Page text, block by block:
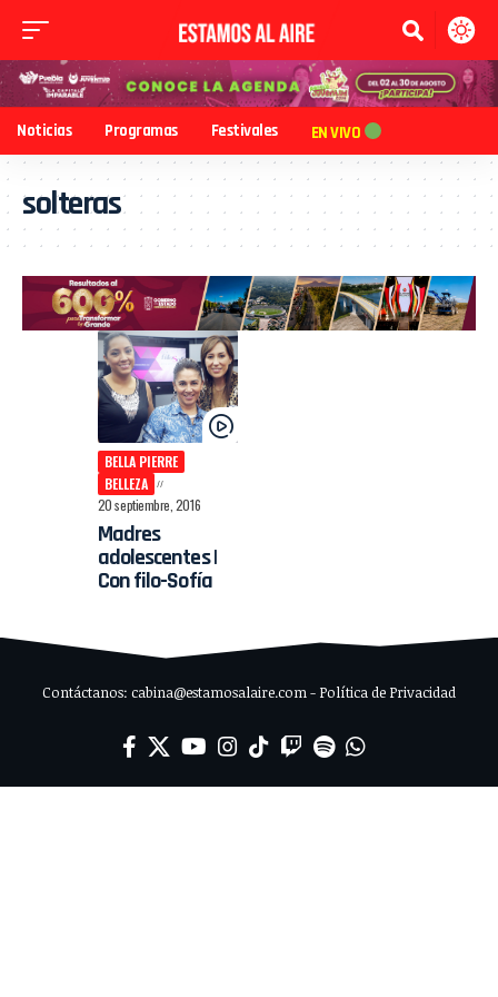
Noticias Programas Festivales EN VIVO
solteras
BELLA PIERRE
BELLEZA
20 septiembre, 2016
Madres
adolescentes |
Con filo-Sofía
Contáctanos: cabina@estamosalaire.com - Política de Privacidad